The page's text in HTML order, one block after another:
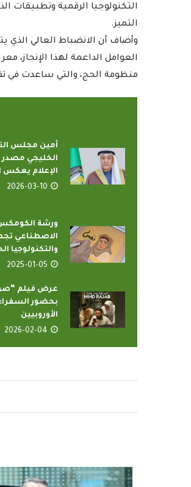
التكنولوجيا الرقمية وتطبيقات
التميز.
وأضاف أن الانضباط العالي الذي
العوامل الداعمة لهذا الإنجاز،
منظومة الحج، والتي ساعدت في
أمين مجلس
الخليجي مصدر
الإعلام يعكس
2026-03-10
ورشة الكومكس
الاصطناعي
والتكنولوجيا
2025-01-05
عرض فيلم
بحضور
الأوروبيين
2026-02-04
بإذاعات وتليفزيونات
بمدينة الإنتاج...
2022-04-12
أمين